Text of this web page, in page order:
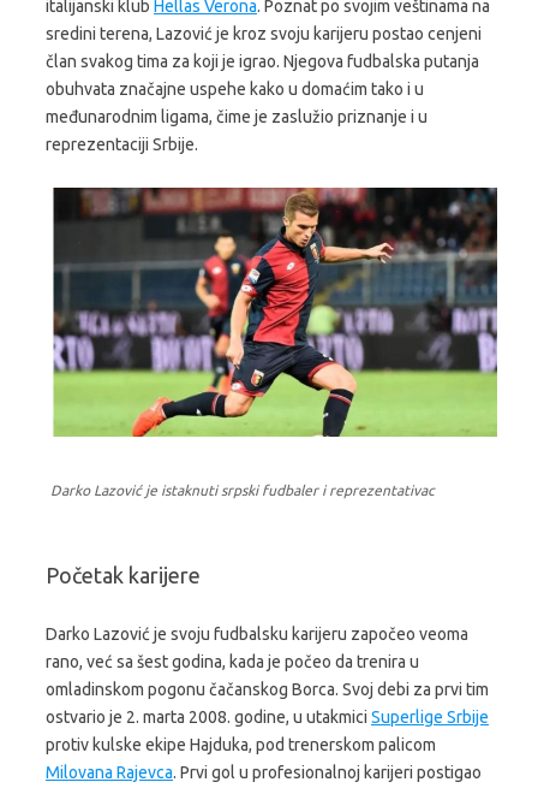
italijanski klub Hellas Verona. Poznat po svojim veštinama na
sredini terena, Lazović je kroz svoju karijeru postao cenjeni
član svakog tima za koji je igrao. Njegova fudbalska putanja
obuhvata značajne uspehe kako u domaćim tako i u
međunarodnim ligama, čime je zaslužio priznanje i u
reprezentaciji Srbije.
Darko Lazović je istaknuti srpski fudbaler i reprezentativac
Početak karijere
Darko Lazović je svoju fudbalsku karijeru započeo veoma
rano, već sa šest godina, kada je počeo da trenira u
omladinskom pogonu čačanskog Borca. Svoj debi za prvi tim
ostvario je 2. marta 2008. godine, u utakmici Superlige Srbije
protiv kulske ekipe Hajduka, pod trenerskom palicom
Milovana Rajevca. Prvi gol u profesionalnoj karijeri postigao